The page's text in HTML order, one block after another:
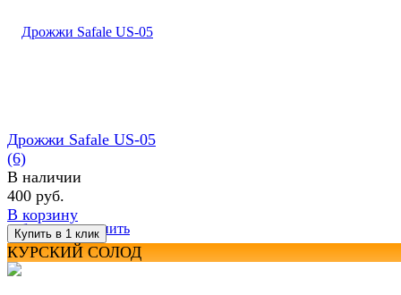
избранное сравнить
Дрожжи Safale US-05
(6)
В наличии
400 руб.
В корзину
КУРСКИЙ СОЛОД